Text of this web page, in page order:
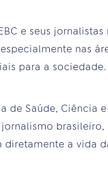
e seus
nas
para a sociedade.
de Saúde, Ciência
diretamente a vida